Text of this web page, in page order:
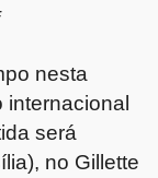
nesta
internacional
será
no Gillette